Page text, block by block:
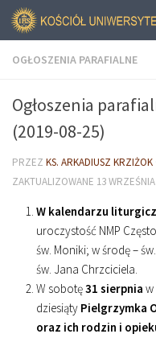
OGŁOSZENIA PARAFIALNE
Ogłoszenia
(2019-08-25)
PRZEZ KS. ARKADIUSZ KRZIŻOK
ZAKTUALIZOWANE 13
W kalendarzu
uroczystość NMP
św. Moniki; w środę –
św. Jana Chrzciciela.
W sobotę31 sierpnia w
dziesiąty Pielgrzymka
oraz ich rodzin i